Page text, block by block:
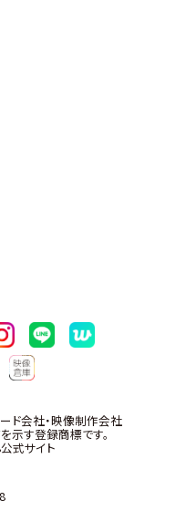
ド会社・映像制作会社
示す登録商標です。
式サイト